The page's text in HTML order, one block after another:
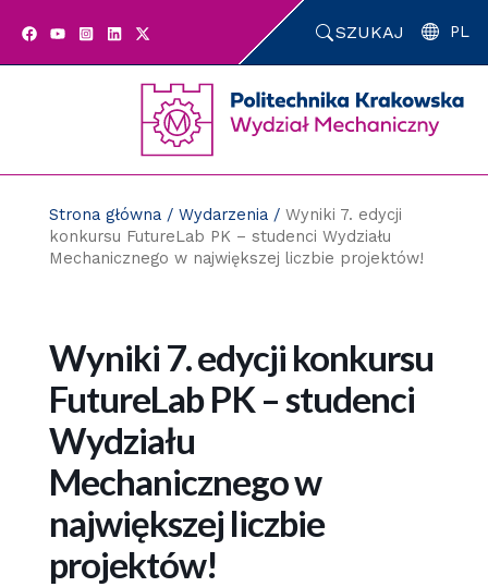
SZUKAJ PL
Strona główna/ Wydarzenia/ Wyniki 7. edycji
konkursu FutureLab PK – studenci Wydziału
Mechanicznego w największej liczbie projektów!
Wyniki 7. edycji konkursu
FutureLab PK – studenci
Wydziału
Mechanicznego w
największej liczbie
projektów!